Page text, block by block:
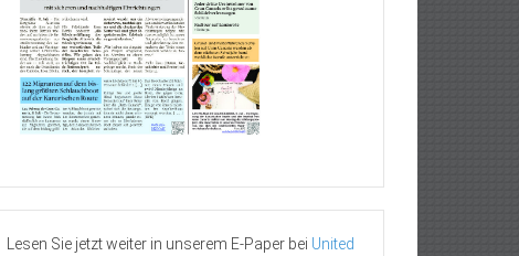
Lesen Sie jetzt weiter in unserem E-Paper bei United